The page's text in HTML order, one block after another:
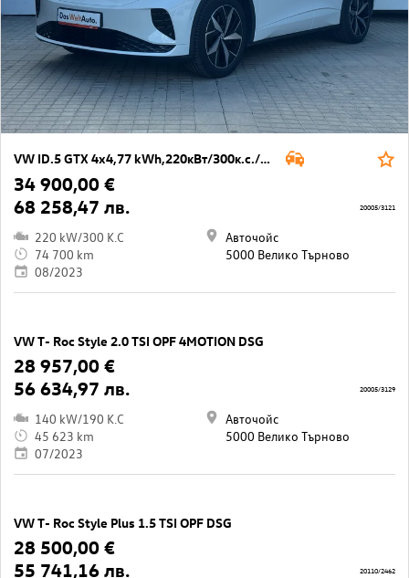
VW ID.5 GTX 4x4,77 kWh,220кВт/300к.с./1-ст.
34 900,00 €
68 258,47 лв.
220 kW/300 K.C
74 700 km
08/2023
Авточойс
5000 Велико Търново
20005/3121
VW T- Roc Style 2.0 TSI OPF 4MOTION DSG
28 957,00 €
56 634,97 лв.
140 kW/190 K.C
45 623 km
07/2023
Авточойс
5000 Велико Търново
20005/3129
VW T- Roc Style Plus 1.5 TSI OPF DSG
28 500,00 €
55 741,16 лв.
20110/2462